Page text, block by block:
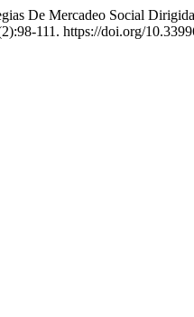
De Mercadeo Social
111. https://doi.org/